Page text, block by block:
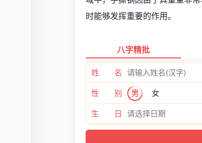
时能够发挥重要的作用。
八字精批
姓 名
性 别 男 女
生 日